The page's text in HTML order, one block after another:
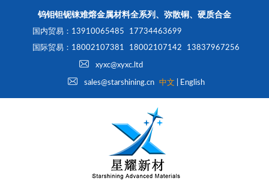
钨钼钽铌铼难熔金属材料全系列、弥散铜、硬质合金
国内贸易：13910065485
国际贸易：18002107381
17734463699
18002107142 13837967256
xyxc@xyxc.ltd
sales@starshining.cn 中文 English